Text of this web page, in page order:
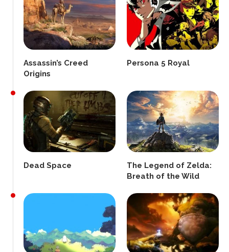
Assassin’s Creed
Origins
Persona 5 Royal
Dead Space
The Legend of Zelda:
Breath of the Wild